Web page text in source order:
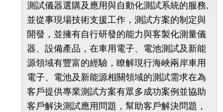
測試儀器選購及應用與自動化測試系統的服務,
並從事現場技術支援工作，測試方案的制定與
開發，並擁有自行研發的能力與客製化測量儀
器、設備產品，在車用電子、電池測試及新能
源領域有豐富的經驗，瞭解現行海峽兩岸車用
電子、電池及新能源相關領域的測試需求在為
客戶提供專業測試方案有眾多成功案例並協助
客戶解決測試應用問題，幫助客戶解決問題，